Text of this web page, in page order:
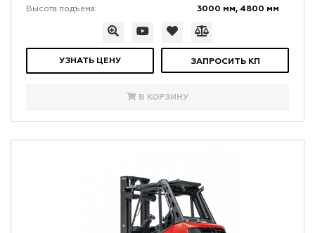
Высота подъема: 3000 мм, 4800 мм
УЗНАТЬ ЦЕНУ ЗАПРОСИТЬ КП
В КОРЗИНУ